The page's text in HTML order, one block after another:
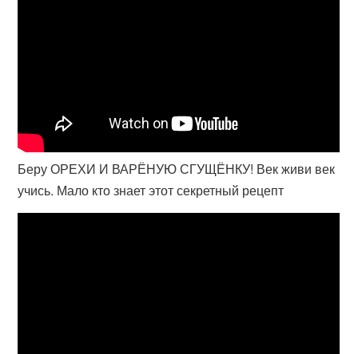
Беру ОРЕХИ И ВАРЁНУЮ СГУЩЁНКУ! Век живи век
учись. Мало кто знает этот секретный рецепт